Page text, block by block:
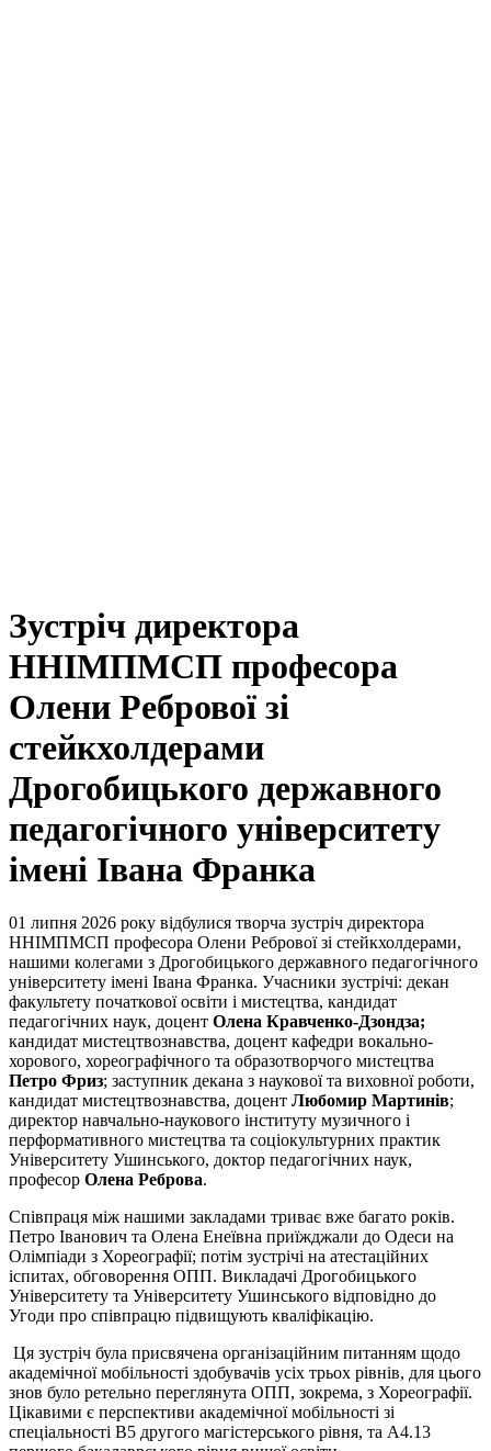
Зустріч директора
ННІМПМСП професора
Олени Ребрової зі
стейкхолдерами
Дрогобицького державного
педагогічного університету
імені Івана Франка
01 липня 2026 року відбулися творча зустріч директора
ННІМПМСП професора Олени Ребрової зі стейкхолдерами,
нашими колегами з Дрогобицького державного педагогічного
університету імені Івана Франка. Учасники зустрічі: декан
факультету початкової освіти і мистецтва, кандидат
педагогічних наук, доцент Олена Кравченко-Дзондза;
кандидат мистецтвознавства, доцент кафедри вокально-
хорового, хореографічного та образотворчого мистецтва
Петро Фриз; заступник декана з наукової та виховної роботи,
кандидат мистецтвознавства, доцент Любомир Мартинів;
директор навчально-наукового інституту музичного і
перформативного мистецтва та соціокультурних практик
Університету Ушинського, доктор педагогічних наук,
професор Олена Реброва.
Співпраця між нашими закладами триває вже багато років.
Петро Іванович та Олена Енеївна приїжджали до Одеси на
Олімпіади з Хореографії; потім зустрічі на атестаційних
іспитах, обговорення ОПП. Викладачі Дрогобицького
Університету та Університету Ушинського відповідно до
Угоди про співпрацю підвищують кваліфікацію.
Ця зустріч була присвячена організаційним питанням щодо
академічної мобільності здобувачів усіх трьох рівнів, для цього
знов було ретельно переглянута ОПП, зокрема, з Хореографії.
Цікавими є перспективи академічної мобільності зі
спеціальності В5 другого магістерського рівня, та А4.13